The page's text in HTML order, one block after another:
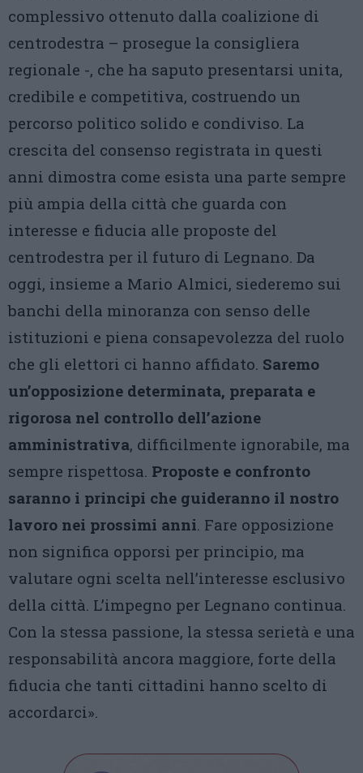
complessivo ottenuto dalla coalizione di
centrodestra – prosegue la consigliera
regionale -, che ha saputo presentarsi unita,
credibile e competitiva, costruendo un
percorso politico solido e condiviso. La
crescita del consenso registrata in questi
anni dimostra come esista una parte sempre
più ampia della città che guarda con
interesse e fiducia alle proposte del
centrodestra per il futuro di Legnano. Da
oggi, insieme a Mario Almici, siederemo sui
banchi della minoranza con senso delle
istituzioni e piena consapevolezza del ruolo
che gli elettori ci hanno affidato. Saremo
un’opposizione determinata, preparata e
rigorosa nel controllo dell’azione
amministrativa, difficilmente ignorabile, ma
sempre rispettosa. Proposte e confronto
saranno i principi che guideranno il nostro
lavoro nei prossimi anni. Fare opposizione
non significa opporsi per principio, ma
valutare ogni scelta nell’interesse esclusivo
della città. L’impegno per Legnano continua.
Con la stessa passione, la stessa serietà e una
responsabilità ancora maggiore, forte della
fiducia che tanti cittadini hanno scelto di
accordarci».